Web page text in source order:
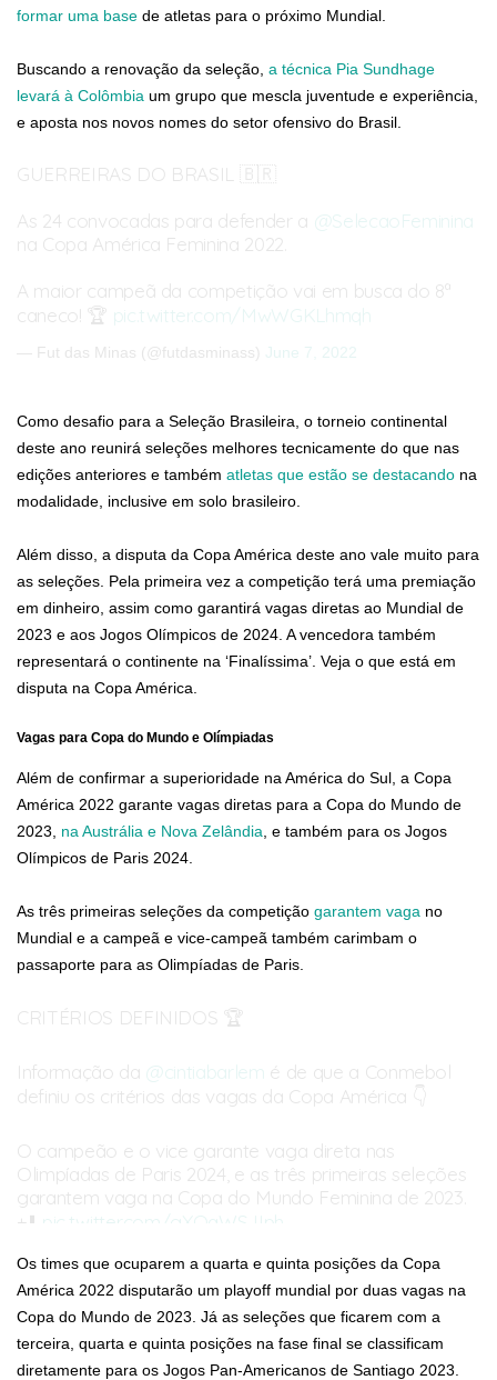
formar uma base de atletas para o próximo Mundial.
Buscando a renovação da seleção, a técnica Pia Sundhage
levará à Colômbia um grupo que mescla juventude e experiência,
e aposta nos novos nomes do setor ofensivo do Brasil.
GUERREIRAS DO BRASIL 🇧🇷
As 24 convocadas para defender a @SelecaoFeminina
na Copa América Feminina 2022.
A maior campeã da competição vai em busca do 8ª
caneco! 🏆 pic.twitter.com/MwWGKLhmqh
— Fut das Minas (@futdasminass) June 7, 2022
Como desafio para a Seleção Brasileira, o torneio continental
deste ano reunirá seleções melhores tecnicamente do que nas
edições anteriores e também atletas que estão se destacando na
modalidade, inclusive em solo brasileiro.
Além disso, a disputa da Copa América deste ano vale muito para
as seleções. Pela primeira vez a competição terá uma premiação
em dinheiro, assim como garantirá vagas diretas ao Mundial de
2023 e aos Jogos Olímpicos de 2024. A vencedora também
representará o continente na ‘Finalíssima’. Veja o que está em
disputa na Copa América.
Vagas para Copa do Mundo e Olímpiadas
Além de confirmar a superioridade na América do Sul, a Copa
América 2022 garante vagas diretas para a Copa do Mundo de
2023, na Austrália e Nova Zelândia , e também para os Jogos
Olímpicos de Paris 2024.
As três primeiras seleções da competição garantem vaga no
Mundial e a campeã e vice-campeã também carimbam o
passaporte para as Olimpíadas de Paris.
CRITÉRIOS DEFINIDOS 🏆
Informação da @cintiabarlem é de que a Conmebol
definiu os critérios das vagas da Copa América 👇
O campeão e o vice garante vaga direta nas
Olimpíadas de Paris 2024, e as três primeiras seleções
garantem vaga na Copa do Mundo Feminina de 2023.
+⬇️ pic.twitter.com/gXQqWSJIph
— Fut das Minas (@futdasminass) June 27, 2022
Os times que ocuparem a quarta e quinta posições da Copa
América 2022 disputarão um playoff mundial por duas vagas na
Copa do Mundo de 2023. Já as seleções que ficarem com a
terceira, quarta e quinta posições na fase final se classificam
diretamente para os Jogos Pan-Americanos de Santiago 2023.